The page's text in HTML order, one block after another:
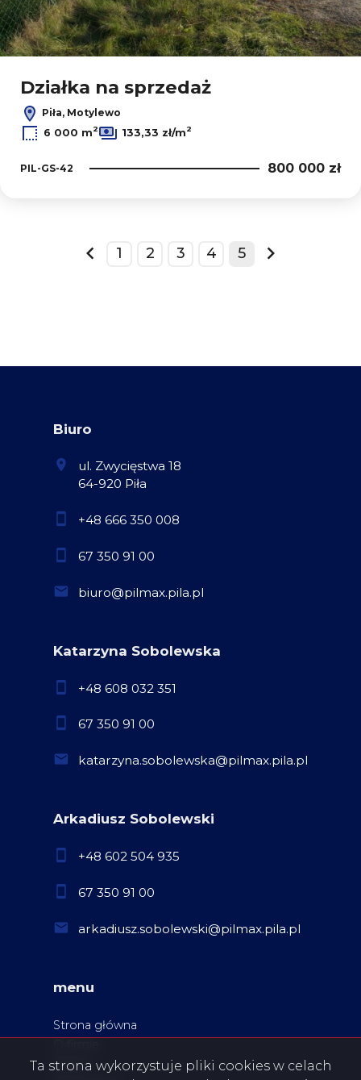
Działka na sprzedaż
Piła, Motylewo
6 000 m2 133,33 zł/m2
PIL-GS-42 800 000 zł
prev
1 2 3 4 5
next
Biuro
ul. Zwycięstwa 18
64-920 Piła
+48 666 350 008
67 350 91 00
biuro@pilmax.pila.pl
Katarzyna Sobolewska
+48 608 032 351
67 350 91 00
katarzyna.sobolewska@pilmax.pila.pl
Arkadiusz Sobolewski
+48 602 504 935
67 350 91 00
arkadiusz.sobolewski@pilmax.pila.pl
menu
Strona główna
Oferty
Ta strona wykorzystuje pliki cookies w celach